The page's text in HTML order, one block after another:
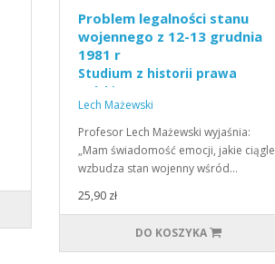
Problem legalności stanu
wojennego z 12-13 grudnia
1981 r
Studium z historii prawa
polskiego
Lech Mażewski
Profesor Lech Mażewski wyjaśnia:
„Mam świadomość emocji, jakie ciągle
wzbudza stan wojenny wśród…
25,90 zł
DO KOSZYKA